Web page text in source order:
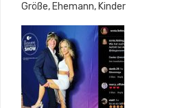
Größe, Ehemann, Kinder